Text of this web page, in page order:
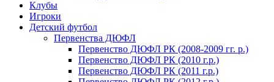
Клубы
Игроки
Детский футбол
Первенства ДЮФЛ
Первенство ДЮФЛ РК (2008-2009 гг. р.)
Первенство ДЮФЛ РК (2010 г.р.)
Первенство ДЮФЛ РК (2011 г.р.)